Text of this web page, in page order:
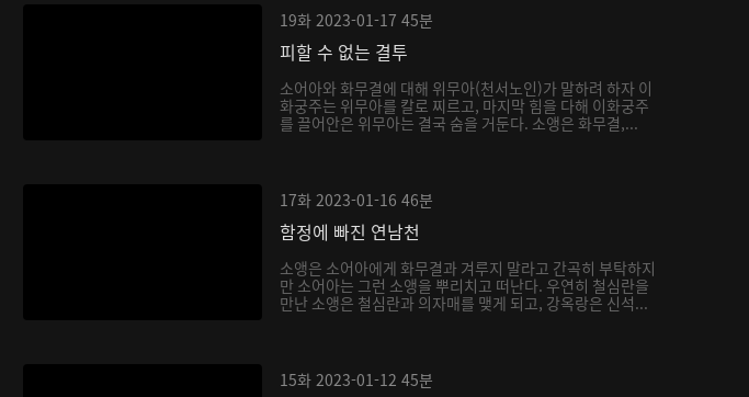
19화 2023-01-17 45분
피할 수 없는 결투
소어아와 화무결에 대해 위무아(천서노인)가 말하려 하자 이
화궁주는 위무아를 칼로 찌르고, 마지막 힘을 다해 이화궁주
를 끌어안은 위무아는 결국 숨을 거둔다. 소앵은 화무결,...
17화 2023-01-16 46분
함정에 빠진 연남천
소앵은 소어아에게 화무결과 겨루지 말라고 간곡히 부탁하지
만 소어아는 그런 소앵을 뿌리치고 떠난다. 우연히 철심란을
만난 소앵은 철심란과 의자매를 맺게 되고, 강옥랑은 신석...
15화 2023-01-12 45분